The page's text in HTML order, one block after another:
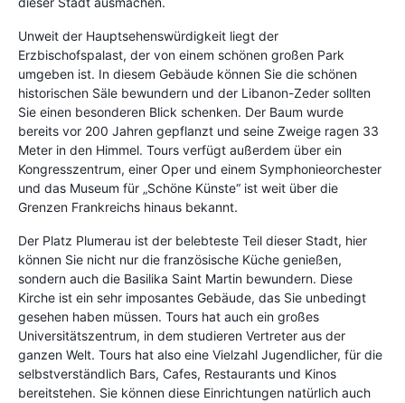
Unweit der Hauptsehenswürdigkeit liegt der
Erzbischofspalast, der von einem schönen großen Park
umgeben ist. In diesem Gebäude können Sie die schönen
historischen Säle bewundern und der Libanon-Zeder sollten
Sie einen besonderen Blick schenken. Der Baum wurde
bereits vor 200 Jahren gepflanzt und seine Zweige ragen 33
Meter in den Himmel. Tours verfügt außerdem über ein
Kongresszentrum, einer Oper und einem Symphonieorchester
und das Museum für „Schöne Künste“ ist weit über die
Grenzen Frankreichs hinaus bekannt.
Der Platz Plumerau ist der belebteste Teil dieser Stadt, hier
können Sie nicht nur die französische Küche genießen,
sondern auch die Basilika Saint Martin bewundern. Diese
Kirche ist ein sehr imposantes Gebäude, das Sie unbedingt
gesehen haben müssen. Tours hat auch ein großes
Universitätszentrum, in dem studieren Vertreter aus der
ganzen Welt. Tours hat also eine Vielzahl Jugendlicher, für die
selbstverständlich Bars, Cafes, Restaurants und Kinos
bereitstehen. Sie können diese Einrichtungen natürlich auch